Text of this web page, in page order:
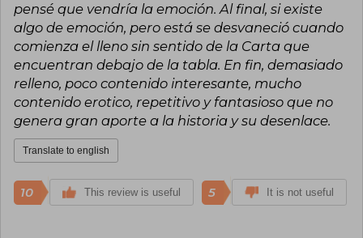
pensé que vendría la emoción. Al final, si existe
algo de emoción, pero está se desvaneció cuando
comienza el lleno sin sentido de la Carta que
encuentran debajo de la tabla. En fin, demasiado
relleno, poco contenido interesante, mucho
contenido erotico, repetitivo y fantasioso que no
genera gran aporte a la historia y su desenlace.
Translate to english
10 This review is useful 5 It is not useful